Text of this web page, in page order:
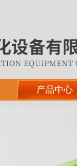
产品中心